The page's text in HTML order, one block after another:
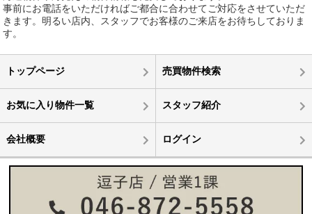
事前にお電話をいただければご都合に合わせてご対応をさせていただ
きます。明るい店内、スタッフでお客様のご来店をお待ちしておりま
す。
トップページ 売買物件検索
お気に入り物件一覧 スタッフ紹介
会社概要 ログイン